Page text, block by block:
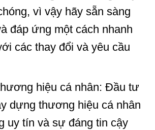
vì vậy hãy sẵn sàng
đáp ứng một cách nhanh
các thay đổi và yêu cầu
hiệu cá nhân: Đầu tư
dựng thương hiệu cá nhân
uy tín và sự đáng tin cậy